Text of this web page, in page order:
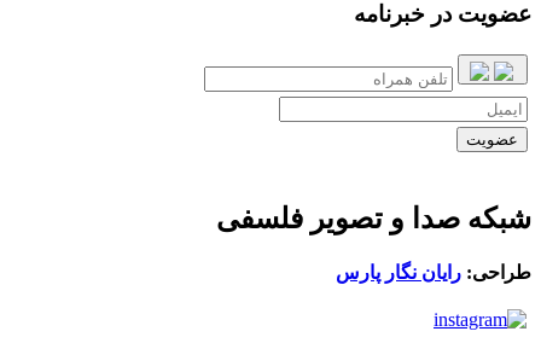
عضویت در خبرنامه
شبکه صدا و تصویر فلسفی
طراحی: رایان نگار پارس